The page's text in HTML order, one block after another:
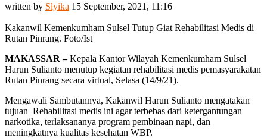
written by Slyika 15 September, 2021, 11:16
Kakanwil Kemenkumham Sulsel Tutup Giat Rehabilitasi Medis di
Rutan Pinrang. Foto/Ist
MAKASSAR –Kepala Kantor Wilayah Kemenkumham Sulsel
Harun Sulianto menutup kegiatan rehabilitasi medis pemasyarakatan
Rutan Pinrang secara virtual, Selasa (14/9/21).
Mengawali Sambutannya, Kakanwil Harun Sulianto mengatakan
tujuan Rehabilitasi medis ini agar terbebas dari ketergantungan
narkotika, terlaksananya program pembinaan napi, dan
meningkatnya kualitas kesehatan WBP.